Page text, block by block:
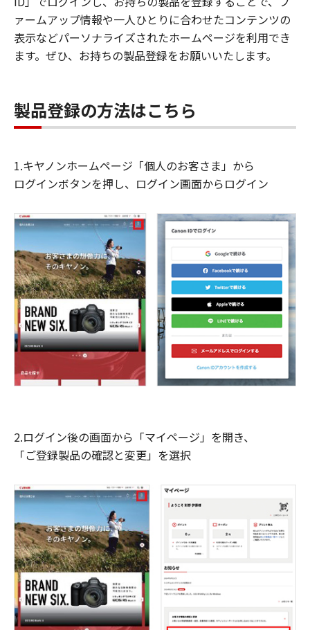
ァームアップ情報や一人ひとりに合わせたコンテンツの
表示などパーソナライズされたホームページを利用でき
ます。ぜひ、お持ちの製品登録をお願いいたします。
製品登録の方法はこちら
1.キヤノンホームページ「個人のお客さま」から
ログインボタンを押し、ログイン画面からログイン
2.ログイン後の画面から「マイページ」を開き、
「ご登録製品の確認と変更」を選択